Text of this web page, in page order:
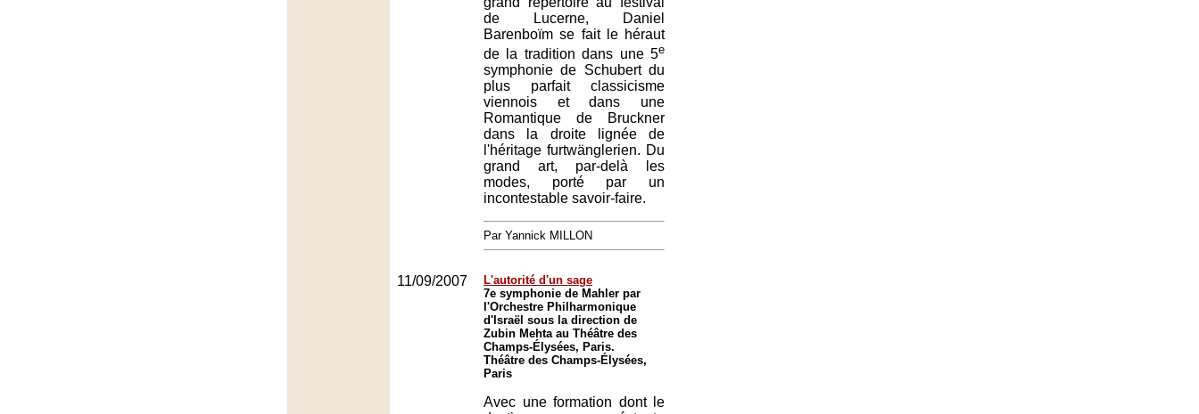
de Lucerne, Daniel
Barenboïm se fait le héraut
de la tradition dans une 5e
symphonie de Schubert du
plus parfait classicisme
viennois et dans une
Romantique de Bruckner
dans la droite lignée de
l'héritage furtwänglerien. Du
grand art, par-delà les
modes, porté par un
incontestable savoir-faire.
Par Yannick MILLON
11/09/2007
L'autorité d'un sage
7e symphonie de Mahler par
l'Orchestre Philharmonique
d'Israël sous la direction de
Zubin Mehta au Théâtre des
Champs-Élysées, Paris.
Théâtre des Champs-Élysées,
Paris
Avec une formation dont le